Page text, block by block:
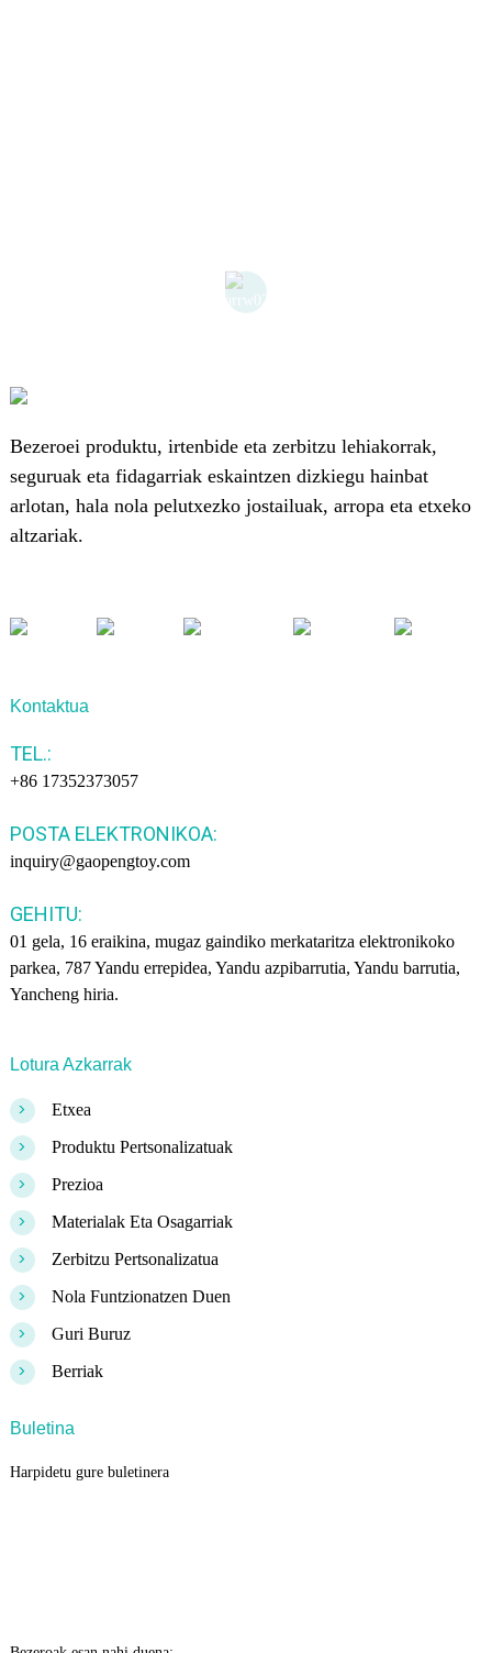
Bezeroei produktu, irtenbide eta zerbitzu lehiakorrak,
seguruak eta fidagarriak eskaintzen dizkiegu hainbat
arlotan, hala nola pelutxezko jostailuak, arropa eta etxeko
altzariak.
Kontaktua
TEL.:
+86 17352373057
POSTA ELEKTRONIKOA:
inquiry@gaopengtoy.com
GEHITU:
01 gela, 16 eraikina, mugaz gaindiko merkataritza elektronikoko
parkea, 787 Yandu errepidea, Yandu azpibarrutia, Yandu barrutia,
Yancheng hiria.
Lotura Azkarrak
> Etxea
> Produktu Pertsonalizatuak
> Prezioa
> Materialak Eta Osagarriak
> Zerbitzu Pertsonalizatua
> Nola Funtzionatzen Duen
> Guri Buruz
> Berriak
Buletina
Harpidetu gure buletinera